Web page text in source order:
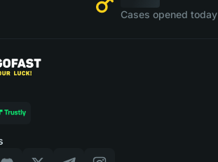
Cases opened today